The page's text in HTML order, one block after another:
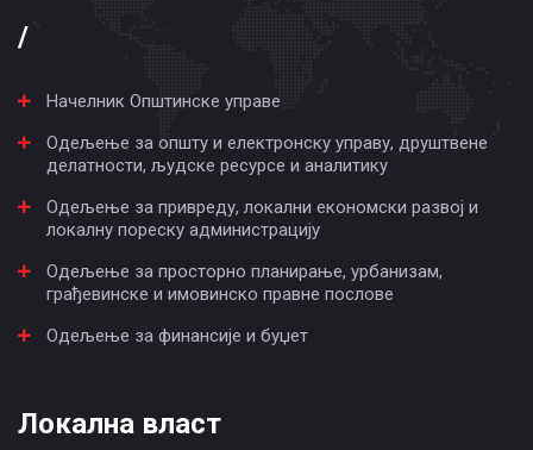
/
Начелник Општинске управе
Одељење за општу и електронску управу, друштвене
делатности, људске ресурсе и аналитику
Одељење за привреду, локални економски развој и
локалну пореску администрацију
Одељење за просторно планирање, урбанизам,
грађевинске и имовинско правне послове
Одељење за финансије и буџет
Локална власт